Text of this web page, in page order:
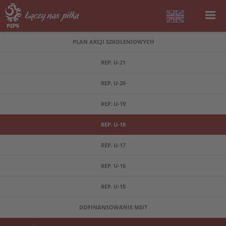
PLAN AKCJI SZKOLENIOWYCH
REP. U-21
REP. U-20
REP. U-19
REP. U-18
REP. U-17
REP. U-16
REP. U-15
DOFINANSOWANIE MSIT